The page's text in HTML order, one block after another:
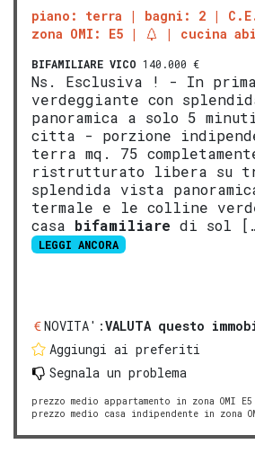
piano: terra bagni: 2
zona OMI: E5
cucina
BIFAMILIARE VICO 140.000 €
Ns. Esclusiva ! - In
verdeggiante con
panoramica a solo 5
citta - porzione
terra mq. 75
ristrutturato libera su
splendida vista
termale e le colline
casa bifamiliare di sol
LEGGI ANCORA
NOVITA':VALUTA questo
Aggiungi ai preferiti
Segnala un problema
prezzo medio appartamento in zona OMI E5
prezzo medio casa indipendente in zona